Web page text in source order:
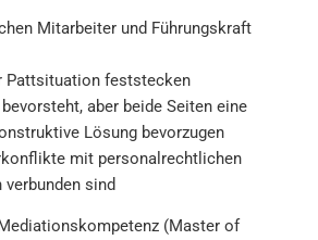
Mitarbeiter und Führungskraft
Pattsituation feststecken
aber beide Seiten eine
Lösung bevorzugen
mit personalrechtlichen
verbunden sind
(Master of